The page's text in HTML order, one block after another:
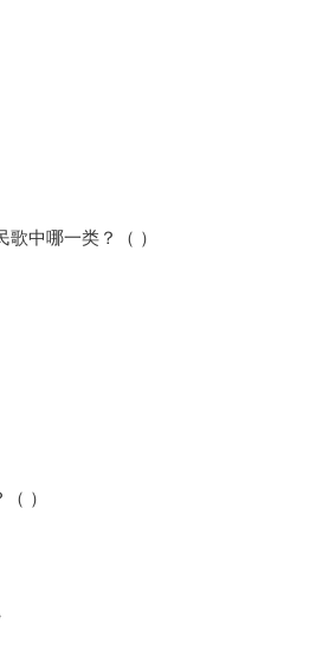
中哪一类？（ ）
）